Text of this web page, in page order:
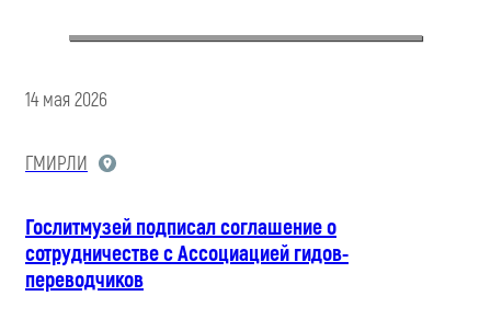
14 мая 2026
ГМИРЛИ
Гослитмузей подписал соглашение о
сотрудничестве с Ассоциацией гидов-
переводчиков